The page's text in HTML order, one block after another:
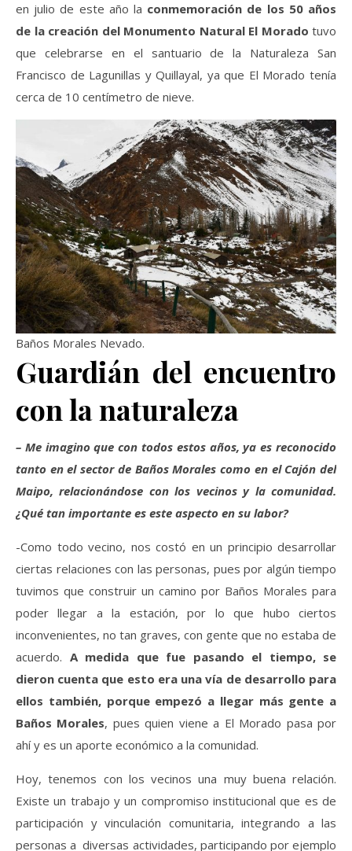
en julio de este año la conmemoración de los 50 años
de la creación del Monumento Natural El Morado tuvo
que celebrarse en el santuario de la Naturaleza San
Francisco de Lagunillas y Quillayal, ya que El Morado tenía
cerca de 10 centímetro de nieve.
Baños Morales Nevado.
Guardián del encuentro
con la naturaleza
– Me imagino que con todos estos años, ya es reconocido
tanto en el sector de Baños Morales como en el Cajón del
Maipo, relacionándose con los vecinos y la comunidad.
¿Qué tan importante es este aspecto en su labor?
-Como todo vecino, nos costó en un principio desarrollar
ciertas relaciones con las personas, pues por algún tiempo
tuvimos que construir un camino por Baños Morales para
poder llegar a la estación, por lo que hubo ciertos
inconvenientes, no tan graves, con gente que no estaba de
acuerdo. A medida que fue pasando el tiempo, se
dieron cuenta que esto era una vía de desarrollo para
ellos también, porque empezó a llegar más gente a
Baños Morales, pues quien viene a El Morado pasa por
ahí y es un aporte económico a la comunidad.
Hoy, tenemos con los vecinos una muy buena relación.
Existe un trabajo y un compromiso institucional que es de
participación y vinculación comunitaria, integrando a las
personas a diversas actividades, participando por ejemplo